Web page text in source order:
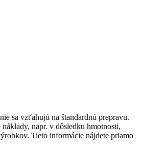
sa vzťahujú na štandardnú prepravu.
napr. v dôsledku hmotnosti,
Tieto informácie nájdete priamo